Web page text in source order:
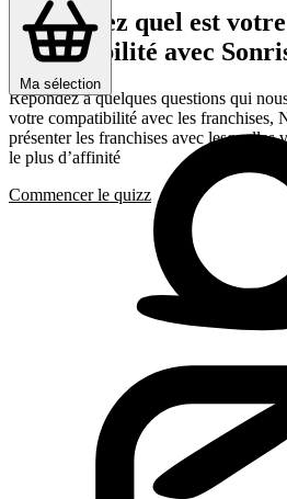
Ma sélection
Découvrez quel est
compatibilité avec
Répondez a quelques questions qui
votre compatibilité avec les franchises,
présenter les franchises avec lesquelles
le plus d’affinité
Commencer le quizz